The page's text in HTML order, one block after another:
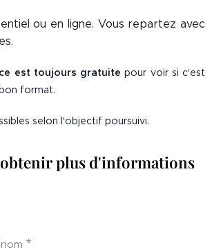
ou en ligne. Vous repartez avec
est toujours gratuite pour voir si c'est
format.
selon l'objectif poursuivi.
obtenir plus d'informations